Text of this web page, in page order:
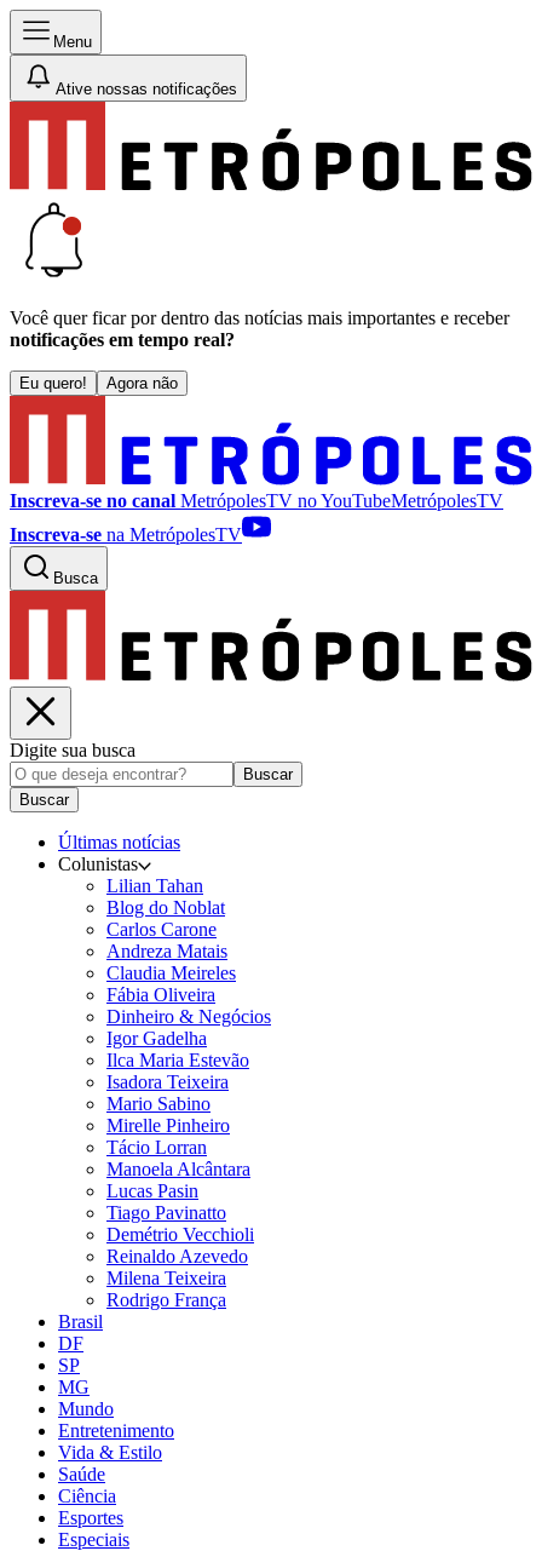
Menu
Ative nossas notificações
Você quer ficar por dentro das notícias mais importantes e receber
notificações em tempo real?
Eu quero! Agora não
Inscreva-se no canal MetrópolesTV noYouTubeMetrópolesTV
Inscreva-se na MetrópolesTV
Busca
Digite sua busca
Buscar
Buscar
Últimas notícias
Colunistas
Lilian Tahan
Blog do Noblat
Carlos Carone
Andreza Matais
Claudia Meireles
Fábia Oliveira
Dinheiro & Negócios
Igor Gadelha
Ilca Maria Estevão
Isadora Teixeira
Mario Sabino
Mirelle Pinheiro
Tácio Lorran
Manoela Alcântara
Lucas Pasin
Tiago Pavinatto
Demétrio Vecchioli
Reinaldo Azevedo
Milena Teixeira
Rodrigo França
Brasil
DF
SP
MG
Mundo
Entretenimento
Vida & Estilo
Saúde
Ciência
Esportes
Especiais